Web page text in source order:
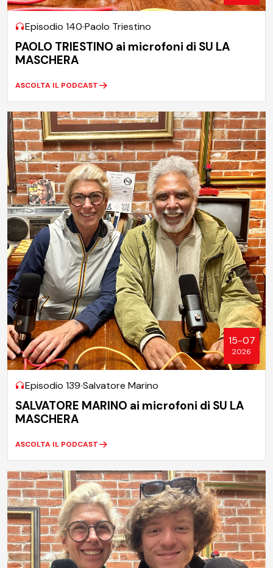
Episodio 140 Paolo Triestino
PAOLO TRIESTINO ai microfoni di SU LA
MASCHERA
ASCOLTA IL PODCAST
15-07
2026
Episodio 139 Salvatore Marino
SALVATORE MARINO ai microfoni di SU LA
MASCHERA
ASCOLTA IL PODCAST